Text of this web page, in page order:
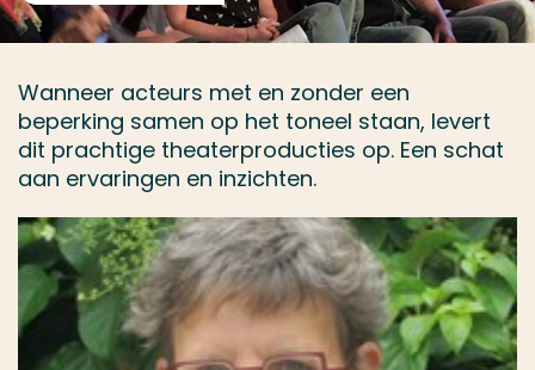
Wanneer acteurs met en zonder een
beperking samen op het toneel staan, levert
dit prachtige theaterproducties op. Een schat
aan ervaringen en inzichten.